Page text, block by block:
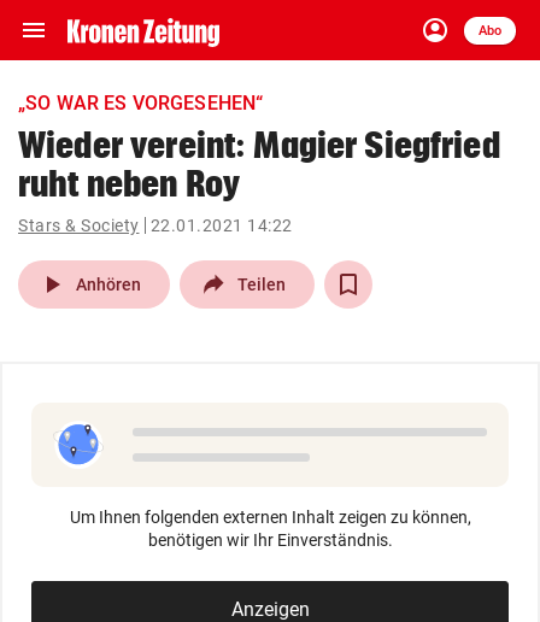
menu Navigation
ein-/ausklappen
account_circle
Anmelden
Abo
close Schließen
account_circle Anmelden
pin_drop
Wien arrow_right
search
eingeben
„SO WAR ES VORGESEHEN“
Wieder vereint: Magier Siegfried
ruht neben Roy
Stars & Society 22.01.2021 14:22
play_arrow Anhören Teilen
Um Ihnen folgenden externen Inhalt zeigen zu können,
benötigen wir Ihr Einverständnis.
Anzeigen